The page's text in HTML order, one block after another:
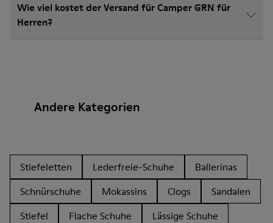
Wie viel kostet der Versand für Camper GRN für
Herren?
Andere Kategorien
Stiefeletten Lederfreie-Schuhe
Ballerinas
Schnürschuhe
Mokassins Clogs
Sandalen
Stiefel
Flache Schuhe
Lässige Schuhe